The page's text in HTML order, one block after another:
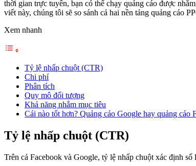
thời gian trực tuyến, bạn có thể chạy quảng cáo được
viết này, chúng tôi sẽ so sánh cả hai nền tảng quảng cáo
Xem nhanh
Tỷ lệ nhấp chuột (CTR)
Chi phí
Phân tích
Quy mô đối tượng
Khả năng nhắm mục tiêu
Cái nào tốt hơn? Quảng cáo Google hay quảng cáo
Tỷ lệ nhấp chuột (CTR)
Trên cả Facebook và Google, tỷ lệ nhấp chuột xác định